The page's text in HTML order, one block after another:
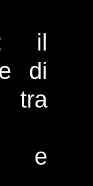
il
di
e